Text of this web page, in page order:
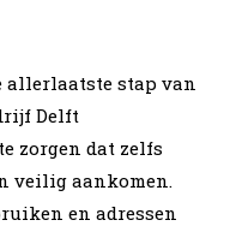
allerlaatste stap van
Delft
zorgen dat zelfs
veilig aankomen.
en adressen